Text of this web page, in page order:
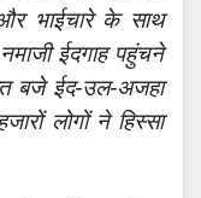
भाईचारे के साथ
ईदगाह पहुंचने
बजे ईद-उल-अजहा
लोगों ने हिस्सा